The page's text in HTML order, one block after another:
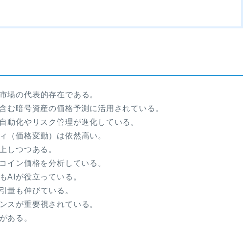
場の代表的存在である。
む暗号資産の価格予測に活用されている。
動化やリスク管理が進化している。
（価格変動）は依然高い。
しつつある。
イン価格を分析している。
AIが役立っている。
量も伸びている。
スが重要視されている。
ある。